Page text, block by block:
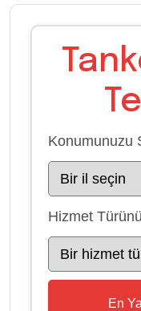
Konumunuzu
Hizmet
En